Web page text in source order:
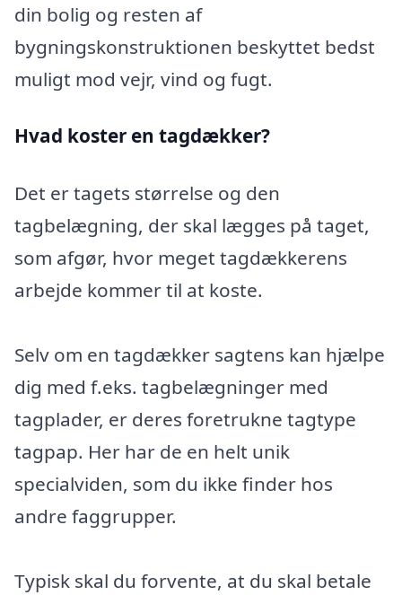
din bolig og resten af
bygningskonstruktionen beskyttet bedst
muligt mod vejr, vind og fugt.
Hvad koster en tagdækker?
Det er tagets størrelse og den
tagbelægning, der skal lægges på taget,
som afgør, hvor meget tagdækkerens
arbejde kommer til at koste.
Selv om en tagdækker sagtens kan hjælpe
dig med f.eks. tagbelægninger med
tagplader, er deres foretrukne tagtype
tagpap. Her har de en helt unik
specialviden, som du ikke finder hos
andre faggrupper.
Typisk skal du forvente, at du skal betale